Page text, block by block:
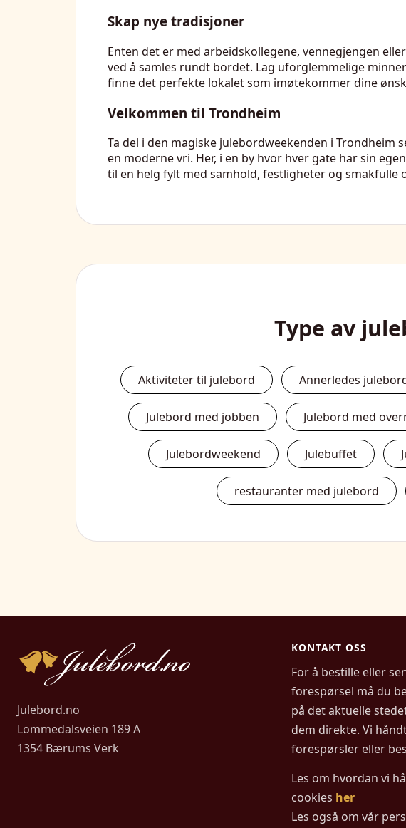
Skap nye tradisjoner
Enten det er med arbeidskollegene, vennegjengen
ved å samles rundt bordet. Lag uforglemmelige
finne det perfekte lokalet som imøtekommer dine
Velkommen til Trondheim
Ta del i den magiske julebordweekenden i
en moderne vri. Her, i en by hvor hver gate har sin
til en helg fylt med samhold, festligheter og smakfulle
Type av
Aktiviteter til julebord Annerledes
Julebord med jobben Julebord med
Julebordweekend Julebuffet
restauranter med julebord
Julebord.no
Lommedalsveien 189 A
1354 Bærums Verk
KONTAKT OSS
For å bestille eller
forespørsel må du
på det aktuelle
dem direkte. Vi
forespørsler eller
Les om hvordan vi
cookies her
Les også om vår